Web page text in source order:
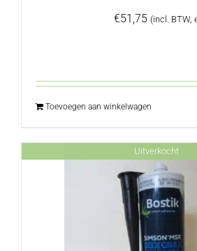
€51,75 (incl. BTW,
Toevoegen aan winkelwagen
Uitverkocht